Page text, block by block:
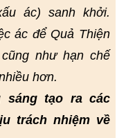
ác) sanh khởi.
ác để Quả Thiện
như hạn chế
hơn.
sáng tạo ra các
trách nhiệm về